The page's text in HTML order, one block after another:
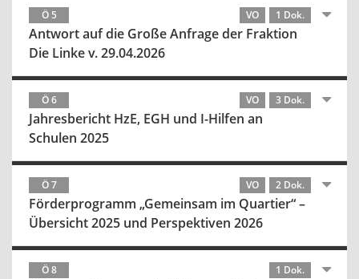
Ö 5 VO 1 Dok.
Antwort auf die Große Anfrage der Fraktion
Die Linke v. 29.04.2026
Ö 6 VO 3 Dok.
Jahresbericht HzE, EGH und I-Hilfen an
Schulen 2025
Ö 7 VO 2 Dok.
Förderprogramm „Gemeinsam im Quartier“ –
Übersicht 2025 und Perspektiven 2026
Ö 8 1 Dok.